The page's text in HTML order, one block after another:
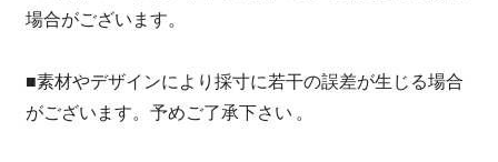
場合がございます。
■素材やデザインにより採寸に若干の誤差が生じる場合
がございます。予めご了承下さい 。